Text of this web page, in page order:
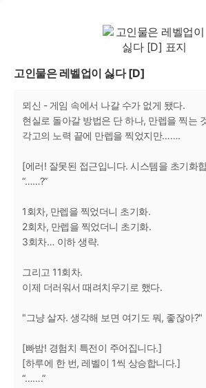
고인물은 레벨업이 싫다 [D]
뫼신 - 게임 속에서 나갈 수가 없게 됐다.
현실로 돌아갈 방법은 단 하나, 만렙을 찍는
각고의 노력 끝에 만렙을 찍었지만…….
[에러! 잘못된 접근입니다. 시스템을 초기화
“……?”
1회차, 만렙을 찍었더니 초기화.
2회차, 만렙을 찍었더니 초기화.
3회차… 이하 생략.
그리고 11회차.
이제 더러워서 때려치우기로 했다.
"그냥 살자. 생각해 보면 여기도 뭐, 좋잖아?"
[빠밤! 경험치 특전이 주어집니다.]
[하루에 한 번, 레벨이 1씩 상승합니다.]
“…….”